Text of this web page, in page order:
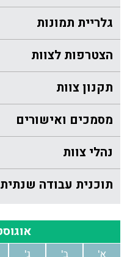
גלריית תמונות
הצטרפות לצוות
תקנון צוות
מסמכים ואישורים
נהלי צוות
תוכנית עבודה שנתית